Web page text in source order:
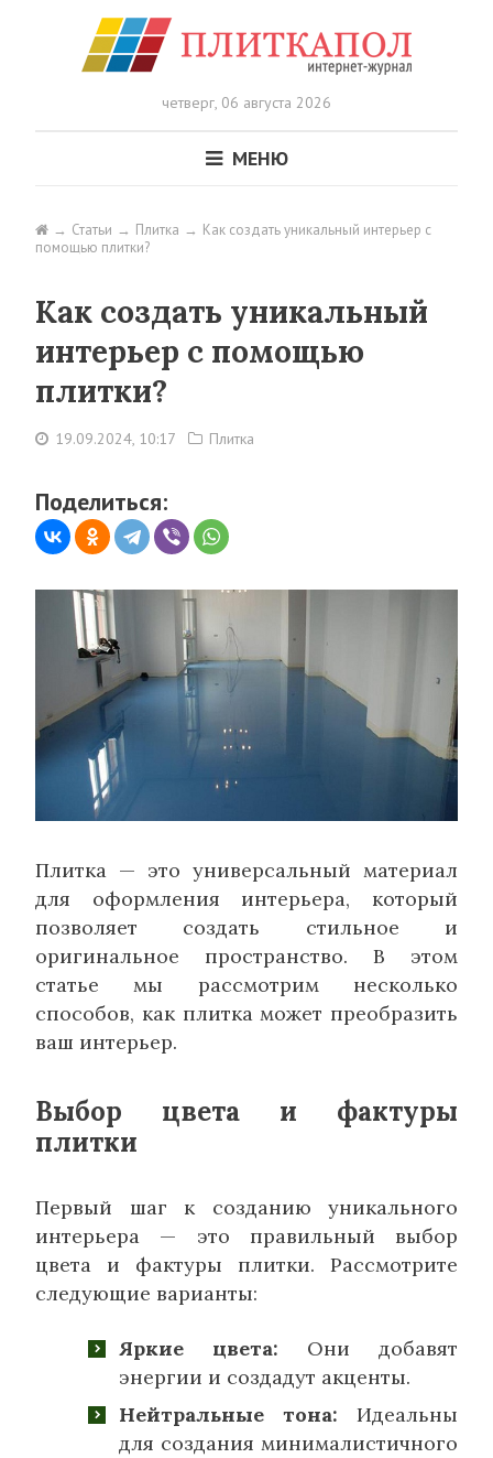
четверг, 06 августа 2026
МЕНЮ
Статьи Плитка
Как создать уникальный интерьер с
помощью плитки?
Как создать уникальный
интерьер с помощью
плитки?
19.09.2024, 10:17 Плитка
Поделиться:
Плитка — это универсальный материал
для оформления интерьера, который
позволяет создать стильное и
оригинальное пространство. В этом
статье мы рассмотрим несколько
способов, как плитка может преобразить
ваш интерьер.
Выбор цвета и фактуры
плитки
Первый шаг к созданию уникального
интерьера — это правильный выбор
цвета и фактуры плитки. Рассмотрите
следующие варианты:
Яркие цвета: Они добавят
энергии и создадут акценты.
Нейтральные тона: Идеальны
для создания минималистичного